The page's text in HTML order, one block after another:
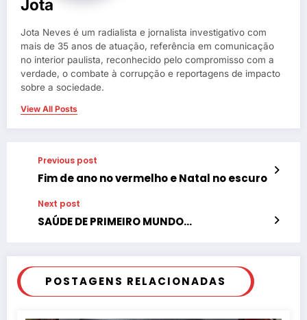
Jota
Jota Neves é um radialista e jornalista investigativo com
mais de 35 anos de atuação, referência em comunicação
no interior paulista, reconhecido pelo compromisso com a
verdade, o combate à corrupção e reportagens de impacto
sobre a sociedade.
View All Posts
Previous post
Fim de ano no vermelho e Natal no escuro
Next post
SAÚDE DE PRIMEIRO MUNDO…
POSTAGENS RELACIONADAS